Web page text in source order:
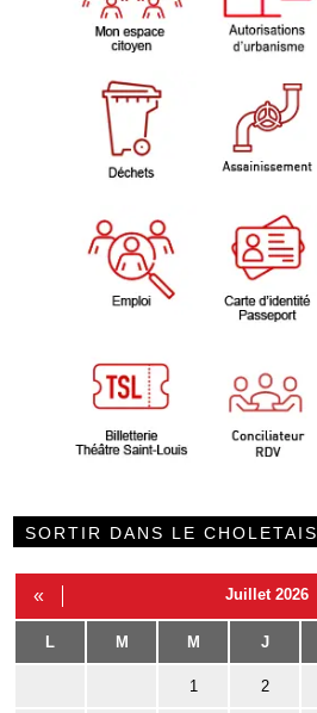
SORTIR DANS LE CHOLETAIS
« Juillet 2026
L M M J
1 2